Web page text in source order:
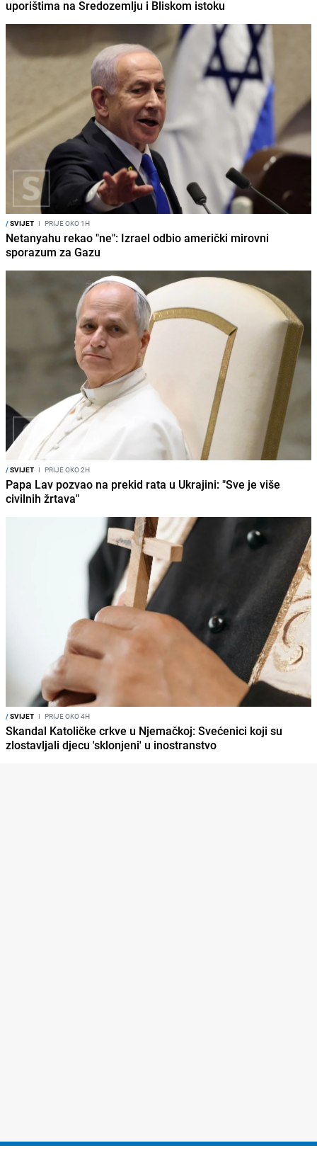
uporištima na Sredozemlju i Bliskom istoku
/SVIJET I PRIJE OKO 1H
Netanyahu rekao "ne": Izrael odbio američki mirovni
sporazum za Gazu
/SVIJET I PRIJE OKO 2H
Papa Lav pozvao na prekid rata u Ukrajini: "Sve je više
civilnih žrtava"
/SVIJET I PRIJE OKO 4H
Skandal Katoličke crkve u Njemačkoj: Svećenici koji su
zlostavljali djecu 'sklonjeni' u inostranstvo